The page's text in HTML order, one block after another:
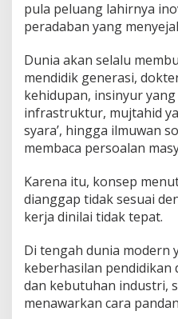
pula peluang lahirnya
peradaban yang
Dunia akan selalu
mendidik generasi,
kehidupan, insinyur
infrastruktur, mujtahid
syara’, hingga ilmuwan
membaca persoalan
Karena itu, konsep
dianggap tidak sesuai
kerja dinilai tidak tepat.
Di tengah dunia modern
keberhasilan pendidikan
dan kebutuhan industri,
menawarkan cara